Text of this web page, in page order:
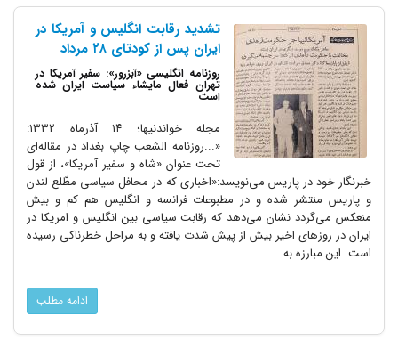
تشدید رقابت انگلیس و آمریکا در
ایران پس از کودتای ۲۸ مرداد
روزنامه انگلیسی «آبزرور»: سفیر آمریکا در
تهران فعال مایشاء سیاست ایران شده
است
مجله خواندنیها؛ ۱۴ آذرماه ۱۳۳۲:
«...روزنامه الشعب چاپ بغداد در مقاله‌ای
تحت عنوان «شاه و سفیر آمریکا»، از قول
خبرنگار خود در پاریس می‌نویسد:«اخباری که در محافل سیاسی مطّلع لندن
و پاریس منتشر شده و در مطبوعات فرانسه و انگلیس هم کم و بیش
منعکس می‌گردد نشان می‌دهد که رقابت سیاسی بین انگلیس و امریکا در
ایران در روزهای اخیر بیش از پیش شدت یافته و به مراحل خطرناکی رسیده
است. این مبارزه به...
ادامه مطلب